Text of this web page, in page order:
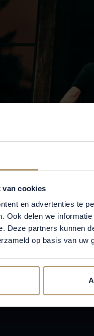
van cookies
en advertenties te
Ook delen we
Deze partners kunnen
op basis van uw